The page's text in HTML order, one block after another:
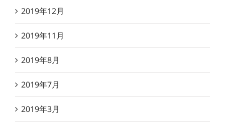
2019年12月
2019年11月
2019年8月
2019年7月
2019年3月